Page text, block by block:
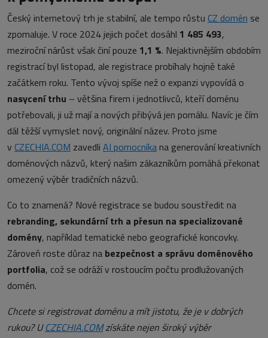
Český internetový trh je stabilní, ale tempo růstu CZ domén se
zpomaluje. V roce 2024 jejich počet dosáhl 1 485 493,
meziroční nárůst však činí pouze 1,1 %. Nejaktivnějším obdobím
registrací byl listopad, ale registrace probíhaly hojně také
začátkem roku. Tento vývoj spíše než o expanzi vypovídá o
nasycení trhu – většina firem i jednotlivců, kteří doménu
potřebovali, ji už mají a nových přibývá jen pomálu. Navíc je čím
dál těžší vymyslet nový, originální název. Proto jsme
v CZECHIA.COM zavedli AI pomocníka na generování kreativních
doménových názvů, který našim zákazníkům pomáhá překonat
omezený výběr tradičních názvů.
Co to znamená? Nové registrace se budou soustředit na
rebranding, sekundární trh a přesun na specializované
domény, například tematické nebo geografické koncovky.
Zároveň roste důraz na bezpečnost a správu doménového
portfolia, což se odráží v rostoucím počtu prodlužovaných
domén.
Chcete si registrovat doménu a mít jistotu, že je v dobrých
rukou? UCZECHIA.COMzískáte nejen široký výběr